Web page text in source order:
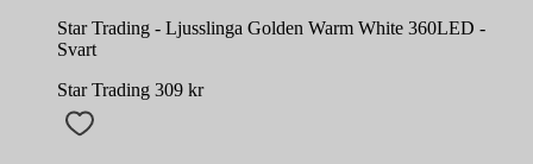
Star Trading - Ljusslinga Golden Warm White 360LED -
Svart
Star Trading 309 kr